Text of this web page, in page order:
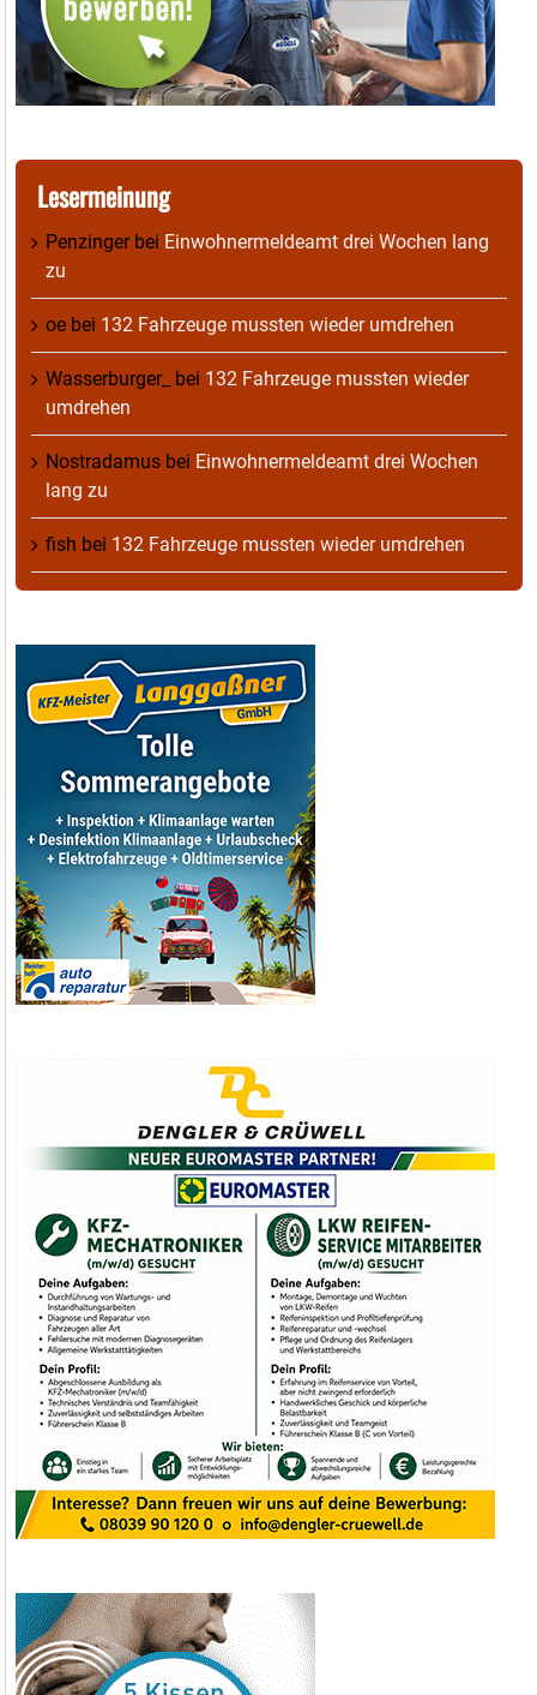
Lesermeinung
Penzingerbei Einwohnermeldeamt drei Wochen lang
zu
oe bei 132 Fahrzeuge mussten wieder umdrehen
Wasserburger_ bei 132 Fahrzeuge mussten wieder
umdrehen
Nostradamus bei Einwohnermeldeamt drei Wochen
lang zu
fish bei 132 Fahrzeuge mussten wieder umdrehen